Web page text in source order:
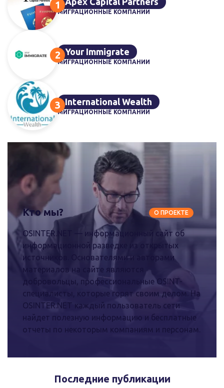
МИГРАЦИОННЫЕ КОМПАНИИ
Your Immigrate
МИГРАЦИОННЫЕ КОМПАНИИ
International Wealth
МИГРАЦИОННЫЕ КОМПАНИИ
Кто мы?
OSINTER.NET — информационный сайт об
информационной разведке из открытых
источников. Основателями и авторами
материалов на сайте являются
добровольцы, профессиональные OSINT-
специалисты, которые горят своим делом. На
OSINTER.NET каждый пользователь сети
найдет полезную информацию и бесплатные
отчеты по некоторым компаниям и персонам.
О ПРОЕКТЕ
Последние публикации